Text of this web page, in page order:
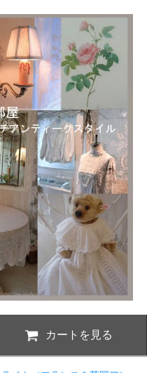
カートを見る